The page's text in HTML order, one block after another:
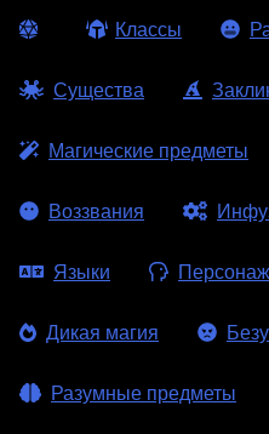
Классы
Существа
Магические предметы
Воззвания
Языки
Дикая магия
Разумные предметы